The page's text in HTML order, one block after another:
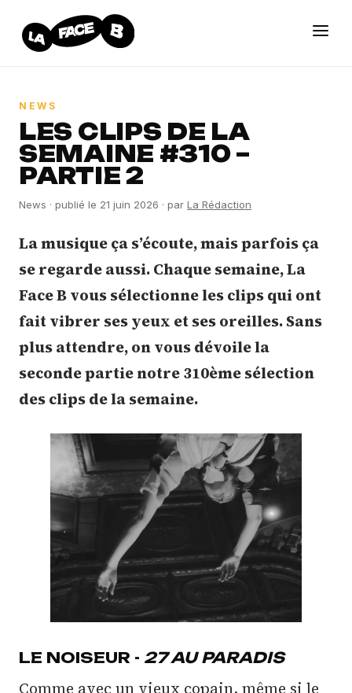
NEWS
LES CLIPS DE LA
SEMAINE #310 –
PARTIE 2
News · publié le 21 juin 2026 · par La Rédaction
La musique ça s’écoute, mais parfois ça
se regarde aussi. Chaque semaine, La
Face B vous sélectionne les clips qui ont
fait vibrer ses yeux et ses oreilles. Sans
plus attendre, on vous dévoile la
seconde partie notre 310ème sélection
des clips de la semaine.
LE NOISEUR - 27 AU PARADIS
Comme avec un vieux copain, même si le